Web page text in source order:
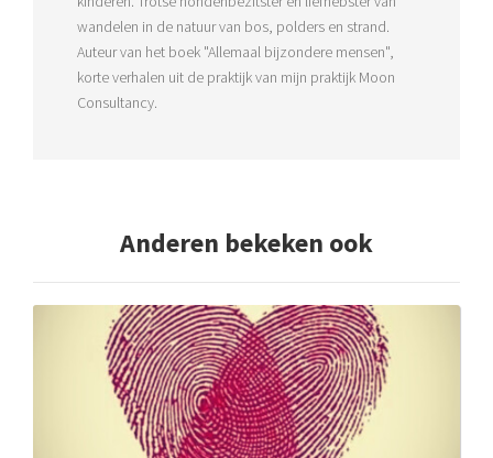
wandelen in de natuur van bos, polders en strand.
Auteur van het boek "Allemaal bijzondere mensen",
korte verhalen uit de praktijk van mijn praktijk Moon
Consultancy.
Anderen bekeken ook